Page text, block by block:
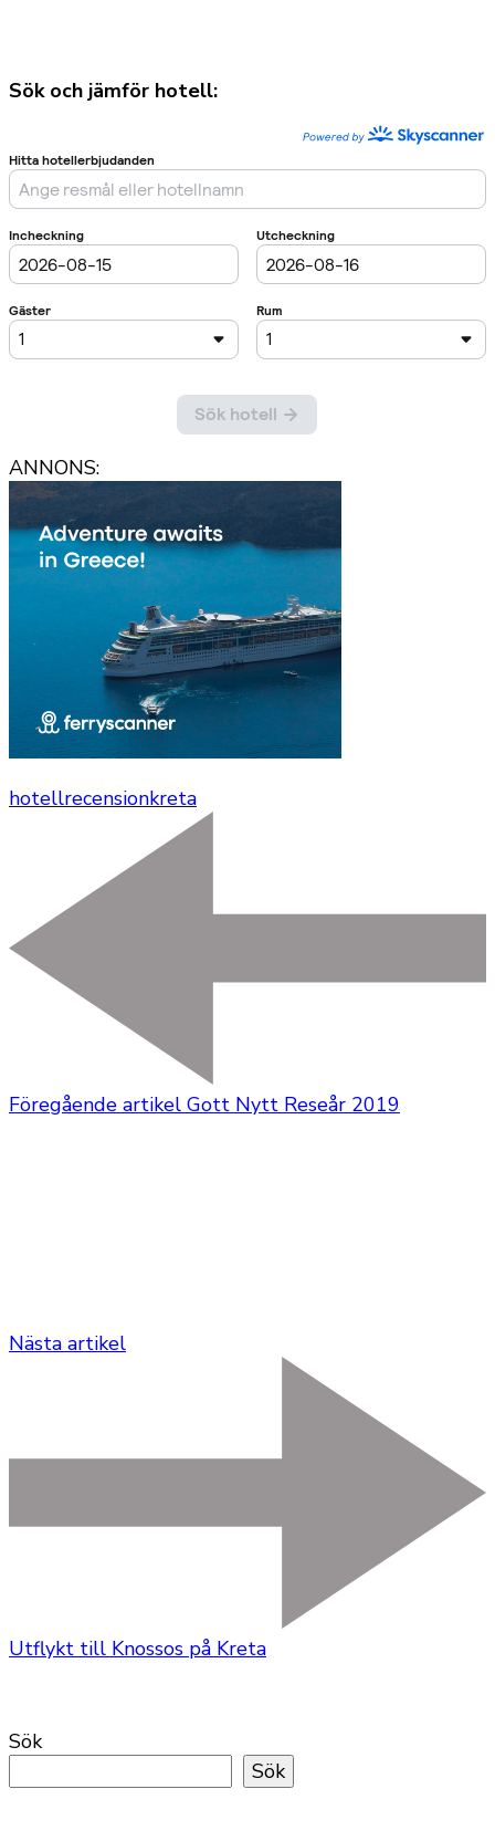
Sök och jämför hotell:
ANNONS:
hotellrecensionkreta
Föregående artikel Gott Nytt Reseår 2019
Nästa artikel
Utflykt till Knossos på Kreta
Sök
Sök